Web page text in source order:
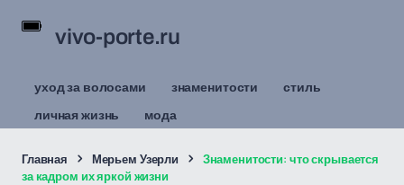
vivo-porte.ru
уход за волосами знаменитости
стиль
личная жизнь
мода
Главная Мерьем Узерли
Знаменитости: что скрывается
за кадром их яркой жизни